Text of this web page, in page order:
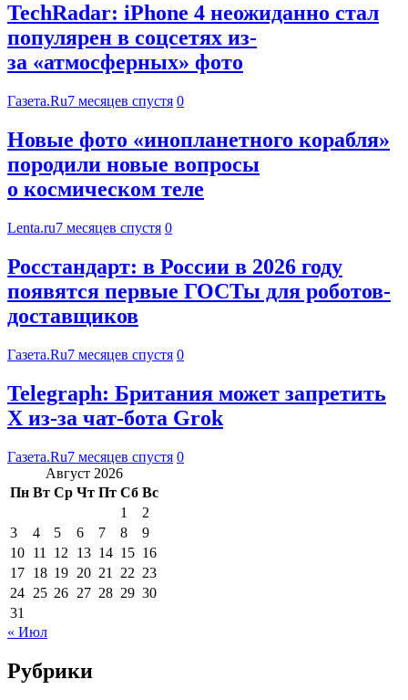
TechRadar: iPhone 4 неожиданно стал
популярен в соцсетях из-
за «атмосферных» фото
Газета.Ru7 месяцев спустя 0
Новые фото «инопланетного корабля»
породили новые вопросы
о космическом теле
Lenta.ru7 месяцев спустя 0
Росстандарт: в России в 2026 году
появятся первые ГОСТы для роботов-
доставщиков
Газета.Ru7 месяцев спустя 0
Telegraph: Британия может запретить
X из-за чат-бота Grok
Газета.Ru7 месяцев спустя 0
Август 2026
Пн Вт Ср Чт Пт Сб Вс
1
2
3
4 5 6 7 8
9
10 11 12 13 14 15 16
17 18 19 20 21 22 23
24 25 26 27 28 29 30
31
« Июл
Рубрики